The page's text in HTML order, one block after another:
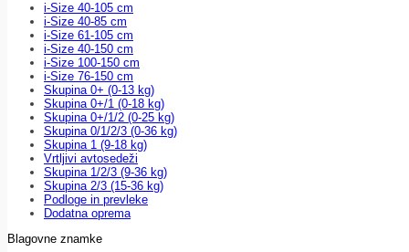
i-Size 40-105 cm
i-Size 40-85 cm
i-Size 61-105 cm
i-Size 40-150 cm
i-Size 100-150 cm
i-Size 76-150 cm
Skupina 0+ (0-13 kg)
Skupina 0+/1 (0-18 kg)
Skupina 0+/1/2 (0-25 kg)
Skupina 0/1/2/3 (0-36 kg)
Skupina 1 (9-18 kg)
Vrtljivi avtosedeži
Skupina 1/2/3 (9-36 kg)
Skupina 2/3 (15-36 kg)
Podloge in prevleke
Dodatna oprema
Blagovne znamke